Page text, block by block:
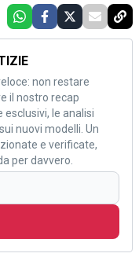
non restare
il nostro recap
le analisi
nuovi modelli. Un
e verificate,
per davvero.